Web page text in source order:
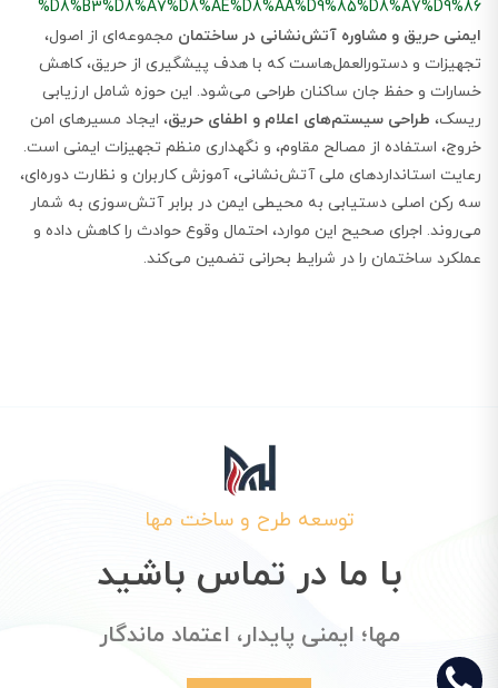
%D8%B3%D8%A7%D8%AE%D8%AA%D9%85%D8%A7%D9%86
ایمنی حریق و مشاوره آتش‌نشانی در ساختمان مجموعه‌ای از اصول،
تجهیزات و دستورالعمل‌هاست که با هدف پیشگیری از حریق، کاهش
خسارات و حفظ جان ساکنان طراحی می‌شود. این حوزه شامل ارزیابی
ریسک، طراحی سیستم‌های اعلام و اطفای حریق، ایجاد مسیرهای امن
خروج، استفاده از مصالح مقاوم، و نگهداری منظم تجهیزات ایمنی است.
رعایت استانداردهای ملی آتش‌نشانی، آموزش کاربران و نظارت دوره‌ای،
سه رکن اصلی دستیابی به محیطی ایمن در برابر آتش‌سوزی به شمار
می‌روند. اجرای صحیح این موارد، احتمال وقوع حوادث را کاهش داده و
عملکرد ساختمان را در شرایط بحرانی تضمین می‌کند.
توسعه طرح و ساخت مها
با ما در تماس باشید
مها؛ ایمنی پایدار، اعتماد ماندگار